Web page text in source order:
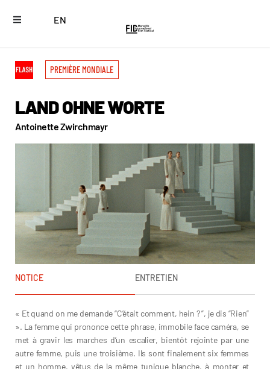
EN
PREMIÈRE MONDIALE
LAND OHNE WORTE
Antoinette Zwirchmayr
NOTICE ENTRETIEN
« Et quand on me demande “C’était comment, hein ? ”, je dis “Rien”
». La femme qui prononce cette phrase, immobile face caméra, se
met à gravir les marches d’un escalier, bientôt rejointe par une
autre femme, puis une troisième. Ils sont finalement six femmes
et un homme, vêtus de la même tunique blanche, à monter et